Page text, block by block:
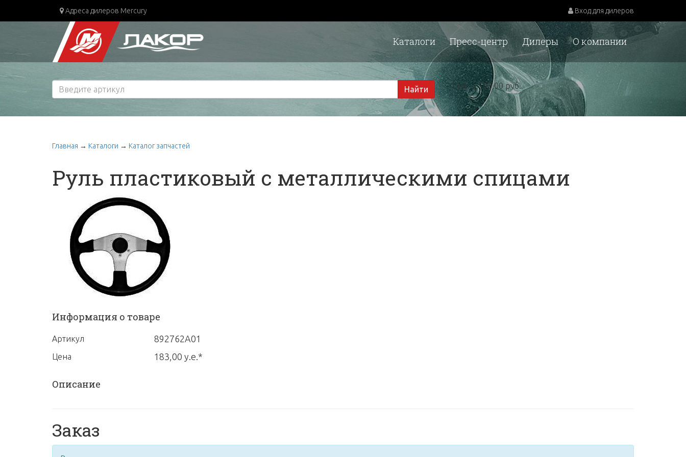
Адреса дилеров Mercury Вход для дилеров
О компании
Дилеры
Пресс-центр
Каталоги
Найти 1 у.е. = 100,00 руб.
Главная → Каталоги → Каталог запчастей
Руль пластиковый с металлическими спицами
Информация о товаре
Артикул 892762A01
Цена 183,00 у.е.*
Описание
Заказ